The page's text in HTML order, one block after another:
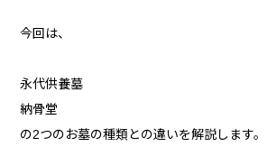
今回は、
永代供養墓
納骨堂
の2つのお墓の種類との違いを解説します。